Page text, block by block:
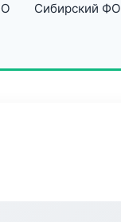
Сибирский ФО